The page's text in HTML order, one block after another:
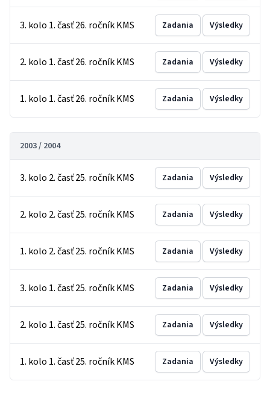
3. kolo 1. časť 26. ročník KMS Zadania Výsledky
2. kolo 1. časť 26. ročník KMS Zadania Výsledky
1. kolo 1. časť 26. ročník KMS Zadania Výsledky
2003 / 2004
3. kolo 2. časť 25. ročník KMS Zadania Výsledky
2. kolo 2. časť 25. ročník KMS Zadania Výsledky
1. kolo 2. časť 25. ročník KMS Zadania Výsledky
3. kolo 1. časť 25. ročník KMS Zadania Výsledky
2. kolo 1. časť 25. ročník KMS Zadania Výsledky
1. kolo 1. časť 25. ročník KMS Zadania Výsledky